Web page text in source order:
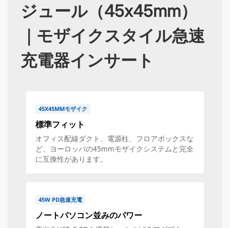
ジュール（45x45mm）
｜モザイクスタイル急速
充電器インサート
45X45MMモザイク
標準フィット
オフィス配線ダクト、電源柱、フロアボックスな
ど、ヨーロッパの45mmモザイクシステムと完全
に互換性があります。
45W PD急速充電
ノートパソコン並みのパワー